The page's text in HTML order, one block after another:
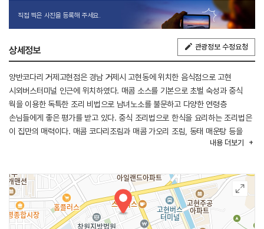
직접 찍은 사진을 등록해 주세요.
상세정보 관광정보 수정요청
양반코다리 거제고현점은 경남 거제시 고현동에 위치한 음식점으로 고현
시외버스터미널 인근에 위치하였다. 매콤 소스를 기본으로 초벌 숙성과 중식
웍을 이용한 독특한 조리 비법으로 남녀노소를 불문하고 다양한 연령층
손님들에게 좋은 평가를 받고 있다. 중식 조리법으로 한식을 요리하는 조리법은
이 집만의 매력이다. 매콤 코다리조림과 매콤 가오리 조림, 동태 매운탕 등을
메인 메뉴로 판매하고 있고, 오징어순대 전과 수제 떡갈비도 주문할 수 있다.
내용 더보기